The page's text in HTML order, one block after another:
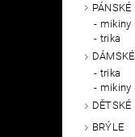
PÁNSKÉ
mikiny
trika
DÁMSKÉ
trika
mikiny
DĚTSKÉ
BRÝLE